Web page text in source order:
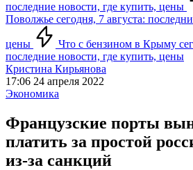
последние новости, где купить, цены
Поволжье сегодня, 7 августа:
цены
Что с бензином в Крыму
последние новости, где купить, цены
Кристина Кирьянова
17:06 24 апреля 2022
Экономика
Французские порты
платить за простой
из-за санкций